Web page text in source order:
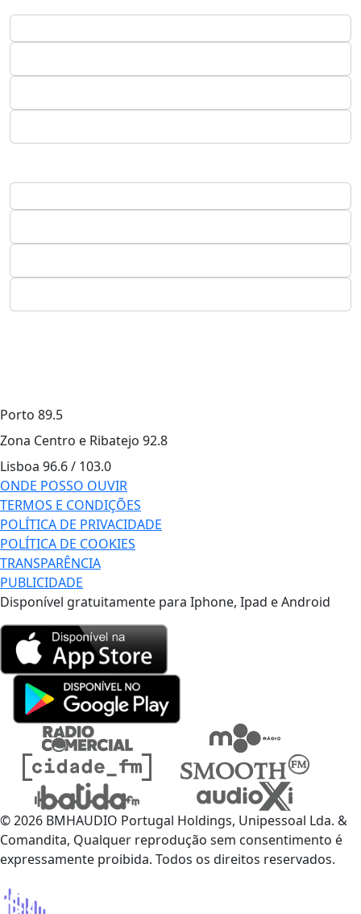
Porto 89.5
Zona Centro e Ribatejo 92.8
Lisboa 96.6 / 103.0
ONDE POSSO OUVIR
TERMOS E CONDIÇÕES
POLÍTICA DE PRIVACIDADE
POLÍTICA DE COOKIES
TRANSPARÊNCIA
PUBLICIDADE
Disponível gratuitamente para Iphone, Ipad e Android
© 2026 BMHAUDIO Portugal Holdings, Unipessoal Lda. &
Comandita, Qualquer reprodução sem consentimento é
expressamente proibida. Todos os direitos reservados.